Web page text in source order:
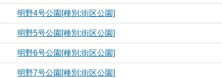
明野4号公園[種別:街区公園]
明野5号公園[種別:街区公園]
明野6号公園[種別:街区公園]
明野7号公園[種別:街区公園]